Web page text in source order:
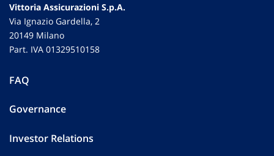
Vittoria Assicurazioni S.p.A.
Via Ignazio Gardella, 2
20149 Milano
Part. IVA 01329510158
FAQ
Governance
Investor Relations